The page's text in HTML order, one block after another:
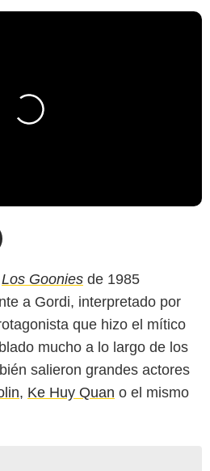
Los Goonies de 1985
a Gordi, interpretado por
que hizo el mítico
mucho a lo largo de los
salieron grandes actores
, Ke Huy Quan o el mismo